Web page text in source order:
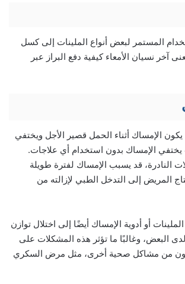
المستمر لبعض أنواع الملينات إلى كسل
آخر نسيان الأمعاء كيفية دفع البراز عبر
الإمساك أثناء الحمل قصير الأجل ويختفي
يختفي الإمساك بدون استخدام أي علاجات.
النادرة، قد يسبب الإمساك لفترة طويلة
المريض إلى التدخل الطبي لإزالته من
أو أدوية الإمساك أيضًا إلى اختلال توازن
البعض، وغالبًا ما تؤثر هذه المشكلات على
من مشاكل صحية أخرى، مثل مرض السكري